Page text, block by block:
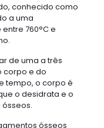
conhecido como
a uma
760°C e
de uma a três
corpo e do
tempo, o corpo é
o desidrata e o
ósseos